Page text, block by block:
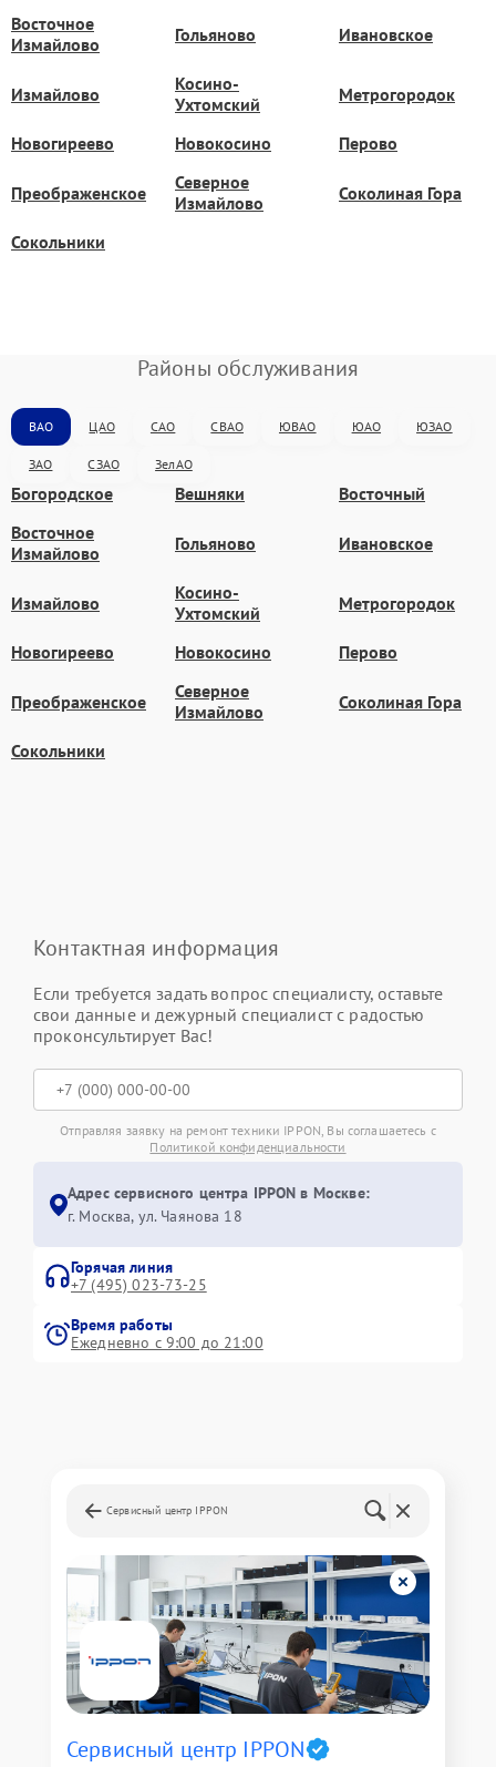
Восточное
Измайлово
Гольяново Ивановское
Измайлово
Косино-
Ухтомский
Метрогородок
Новогиреево Новокосино Перово
Преображенское
Северное
Измайлово
Соколиная Гора
Сокольники
Районы обслуживания
ВАО ЦАО САО СВАО ЮВАО ЮАО ЮЗАО
ЗАО СЗАО ЗелАО
Богородское Вешняки
Восточный
Восточное
Измайлово
Гольяново Ивановское
Измайлово
Косино-
Ухтомский
Метрогородок
Новогиреево Новокосино Перово
Преображенское
Северное
Измайлово
Соколиная Гора
Сокольники
Контактная информация
Если требуется задать вопрос специалисту, оставьте
свои данные и дежурный специалист с радостью
проконсультирует Вас!
Отправляя заявку на ремонт техники IPPON, Вы соглашаетесь с
Политикой конфиденциальности
Адрес сервисного центра IPPON в Москве:
г. Москва, ул. Чаянова 18
Горячая линия
+7 (495) 023-73-25
Время работы
Ежедневно с 9:00 до 21:00
Сервисный центр IPPON
Сервисный центр IPPON